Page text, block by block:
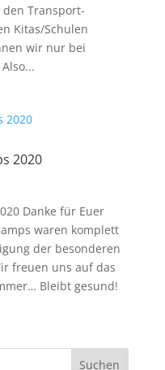
Transport-
Kitas/Schulen
wir nur bei
2020
Danke für Euer
waren komplett
der besonderen
freuen uns auf das
Bleibt gesund!